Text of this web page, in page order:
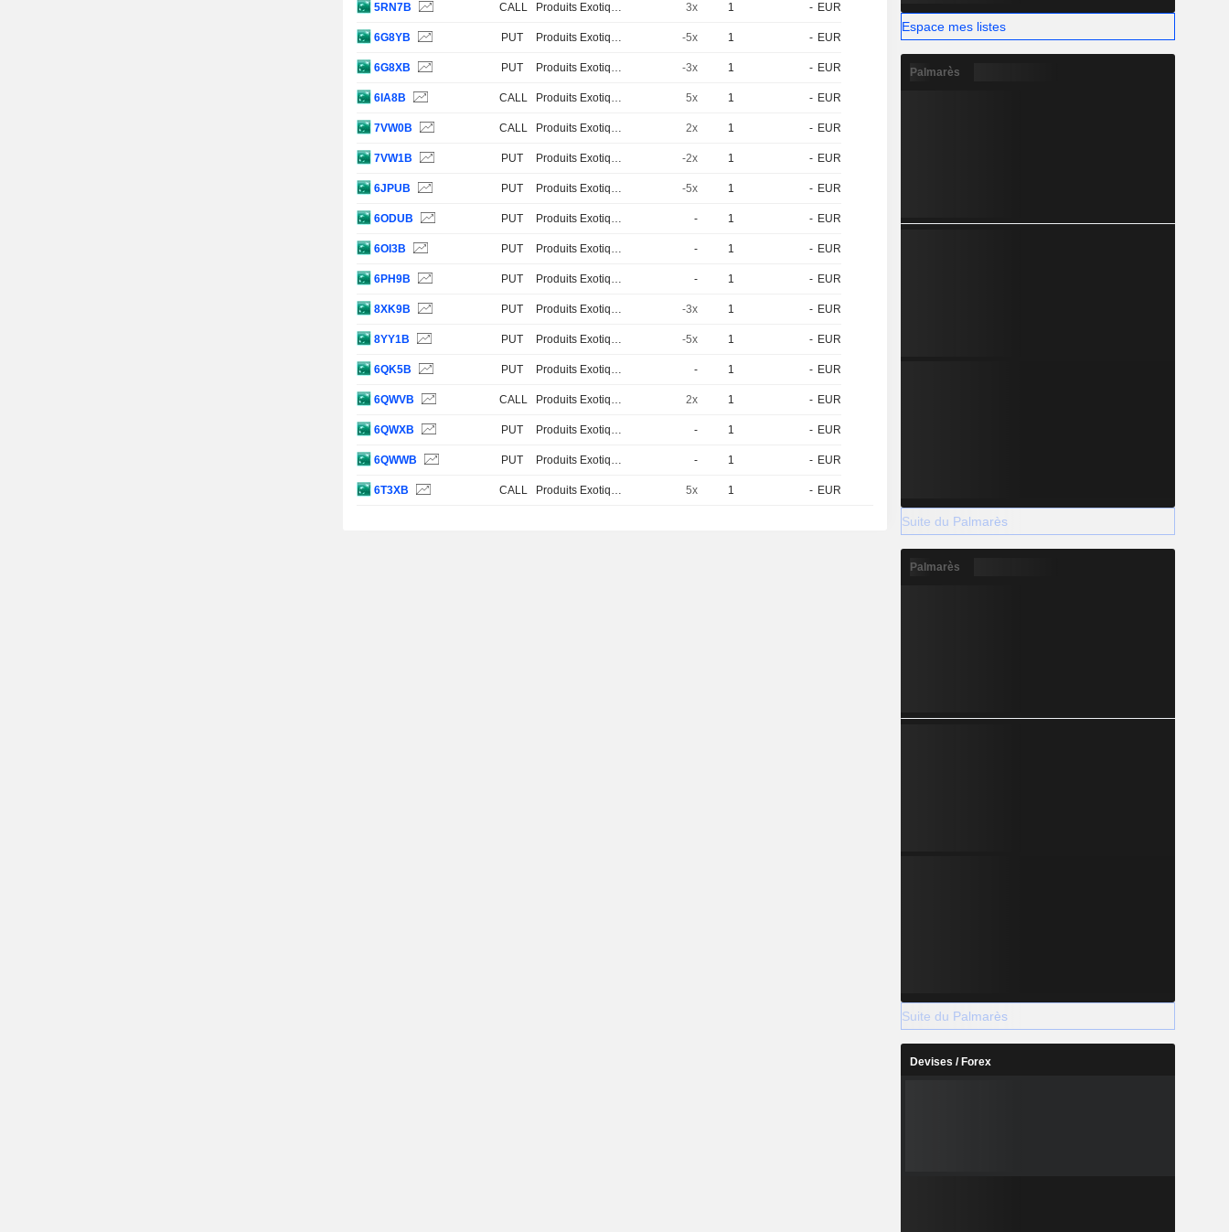
5RN7B CALL Produits Exotiques 3x 1 - EUR
6G8YB PUT Produits Exotiques -5x 1 - EUR
6G8XB PUT Produits Exotiques -3x 1 - EUR
6IA8B CALL Produits Exotiques 5x 1 - EUR
7VW0B CALL Produits Exotiques 2x 1 - EUR
7VW1B PUT Produits Exotiques -2x 1 - EUR
6JPUB PUT Produits Exotiques -5x 1 - EUR
6ODUB PUT Produits Exotiques - 1 - EUR
6OI3B PUT Produits Exotiques - 1 - EUR
6PH9B PUT Produits Exotiques - 1 - EUR
8XK9B PUT Produits Exotiques -3x 1 - EUR
8YY1B PUT Produits Exotiques -5x 1 - EUR
6QK5B PUT Produits Exotiques - 1 - EUR
6QWVB CALL Produits Exotiques 2x 1 - EUR
6QWXB PUT Produits Exotiques - 1 - EUR
6QWWB PUT Produits Exotiques - 1 - EUR
6T3XB CALL Produits Exotiques 5x 1 - EUR
Espace mes listes
Palmarès
Suite du Palmarès
Palmarès
Suite du Palmarès
Devises / Forex